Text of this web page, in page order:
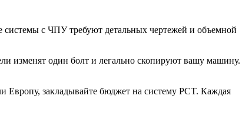
системы с ЧПУ требуют детальных чертежей и объемной
изменят один болт и легально скопируют вашу машину.
Европу, закладывайте бюджет на систему PCT. Каждая